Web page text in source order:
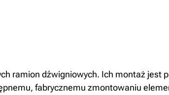
ramion dźwigniowych. Ich montaż jest
fabrycznemu zmontowaniu